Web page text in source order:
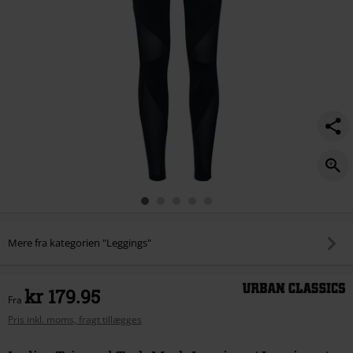
Mere fra kategorien "Leggings"
Fra kr 179.95
Pris inkl. moms, fragt tillægges